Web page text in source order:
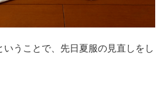
うことで、先日夏服の見直しをし